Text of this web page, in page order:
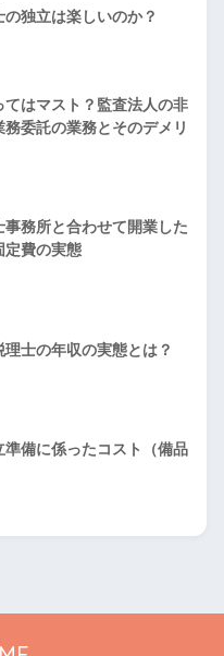
独立は楽しいのか？
はマスト？監査法人の非
委託の業務とそのデメリ
務所と合わせて開業した
定費の実態
士の年収の実態とは？
備に係ったコスト（備品